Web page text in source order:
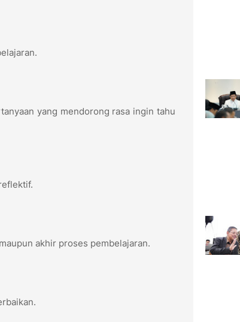
yang mendorong rasa ingin tahu
akhir proses pembelajaran.